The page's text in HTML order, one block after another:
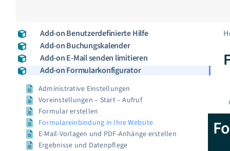
Add-on Benutzerdefinierte Hilfe
Add-on Buchungskalender
Add-on E-Mail senden limitieren
Add-on Formularkonfigurator
Administrative Einstellungen
Voreinstellungen – Start – Aufruf
Formular erstellen
Formulareinbindung in Ihre Website
E-Mail-Vorlagen und PDF-Anhänge erstellen
Ergebnisse und Datenpflege